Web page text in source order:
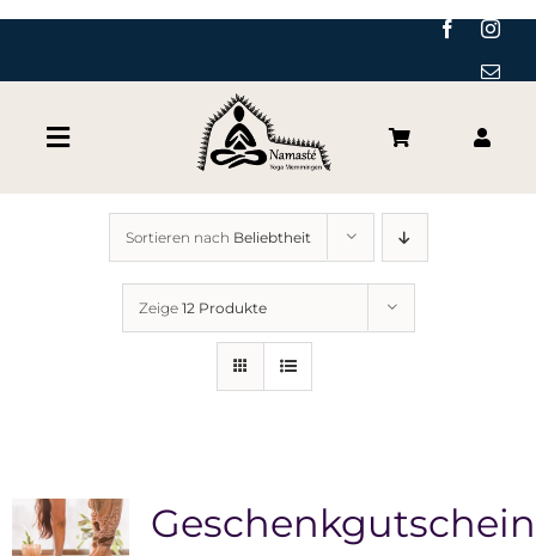
Zum
springen
Toggle
Navigation
Yoga
Yoga-Praxis
Yoga Online
Shop
Sortieren nach Beliebtheit
Zeige 12 Produkte
Geschenkgutschein